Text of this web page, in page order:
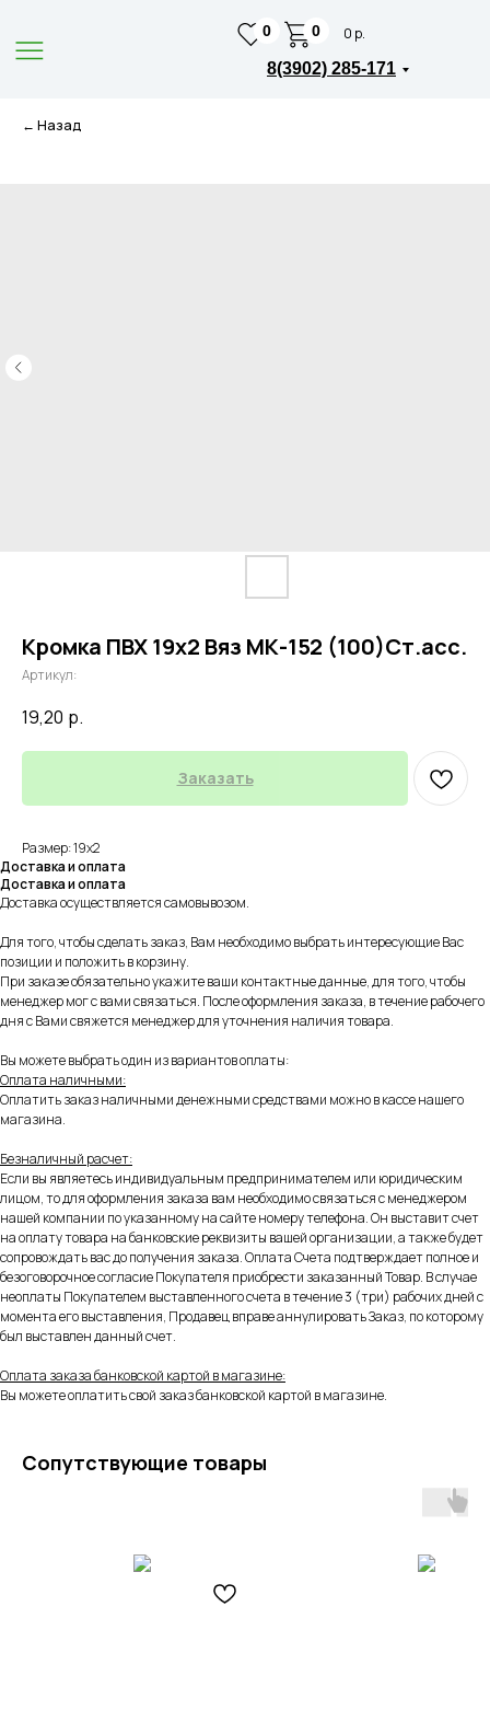
8(3902) 285-171
0 0 р.
0
← Назад
Кромка ПВХ 19х2 Вяз МК-152 (100)Ст.асс.
Артикул:
19,20 р.
Заказать
Размер: 19х2
Доставка и оплата
Доставка и оплата
Доставка осуществляется самовывозом.
Для того, чтобы сделать заказ, Вам необходимо выбрать интересующие Вас
позиции и положить в корзину.
При заказе обязательно укажите ваши контактные данные, для того, чтобы
менеджер мог с вами связаться. После оформления заказа, в течение рабочего
дня с Вами свяжется менеджер для уточнения наличия товара.
Вы можете выбрать один из вариантов оплаты:
Оплата наличными:
Оплатить заказ наличными денежными средствами можно в кассе нашего
магазина.
Безналичный расчет:
Если вы являетесь индивидуальным предпринимателем или юридическим
лицом, то для оформления заказа вам необходимо связаться с менеджером
нашей компании по указанному на сайте номеру телефона. Он выставит счет
на оплату товара на банковские реквизиты вашей организации, а также будет
сопровождать вас до получения заказа. Оплата Счета подтверждает полное и
безоговорочное согласие Покупателя приобрести заказанный Товар. В случае
неоплаты Покупателем выставленного счета в течение 3 (три) рабочих дней с
момента его выставления, Продавец вправе аннулировать Заказ, по которому
был выставлен данный счет.
Оплата заказа банковской картой в магазине:
Вы можете оплатить свой заказ банковской картой в магазине.
Сопутствующие товары